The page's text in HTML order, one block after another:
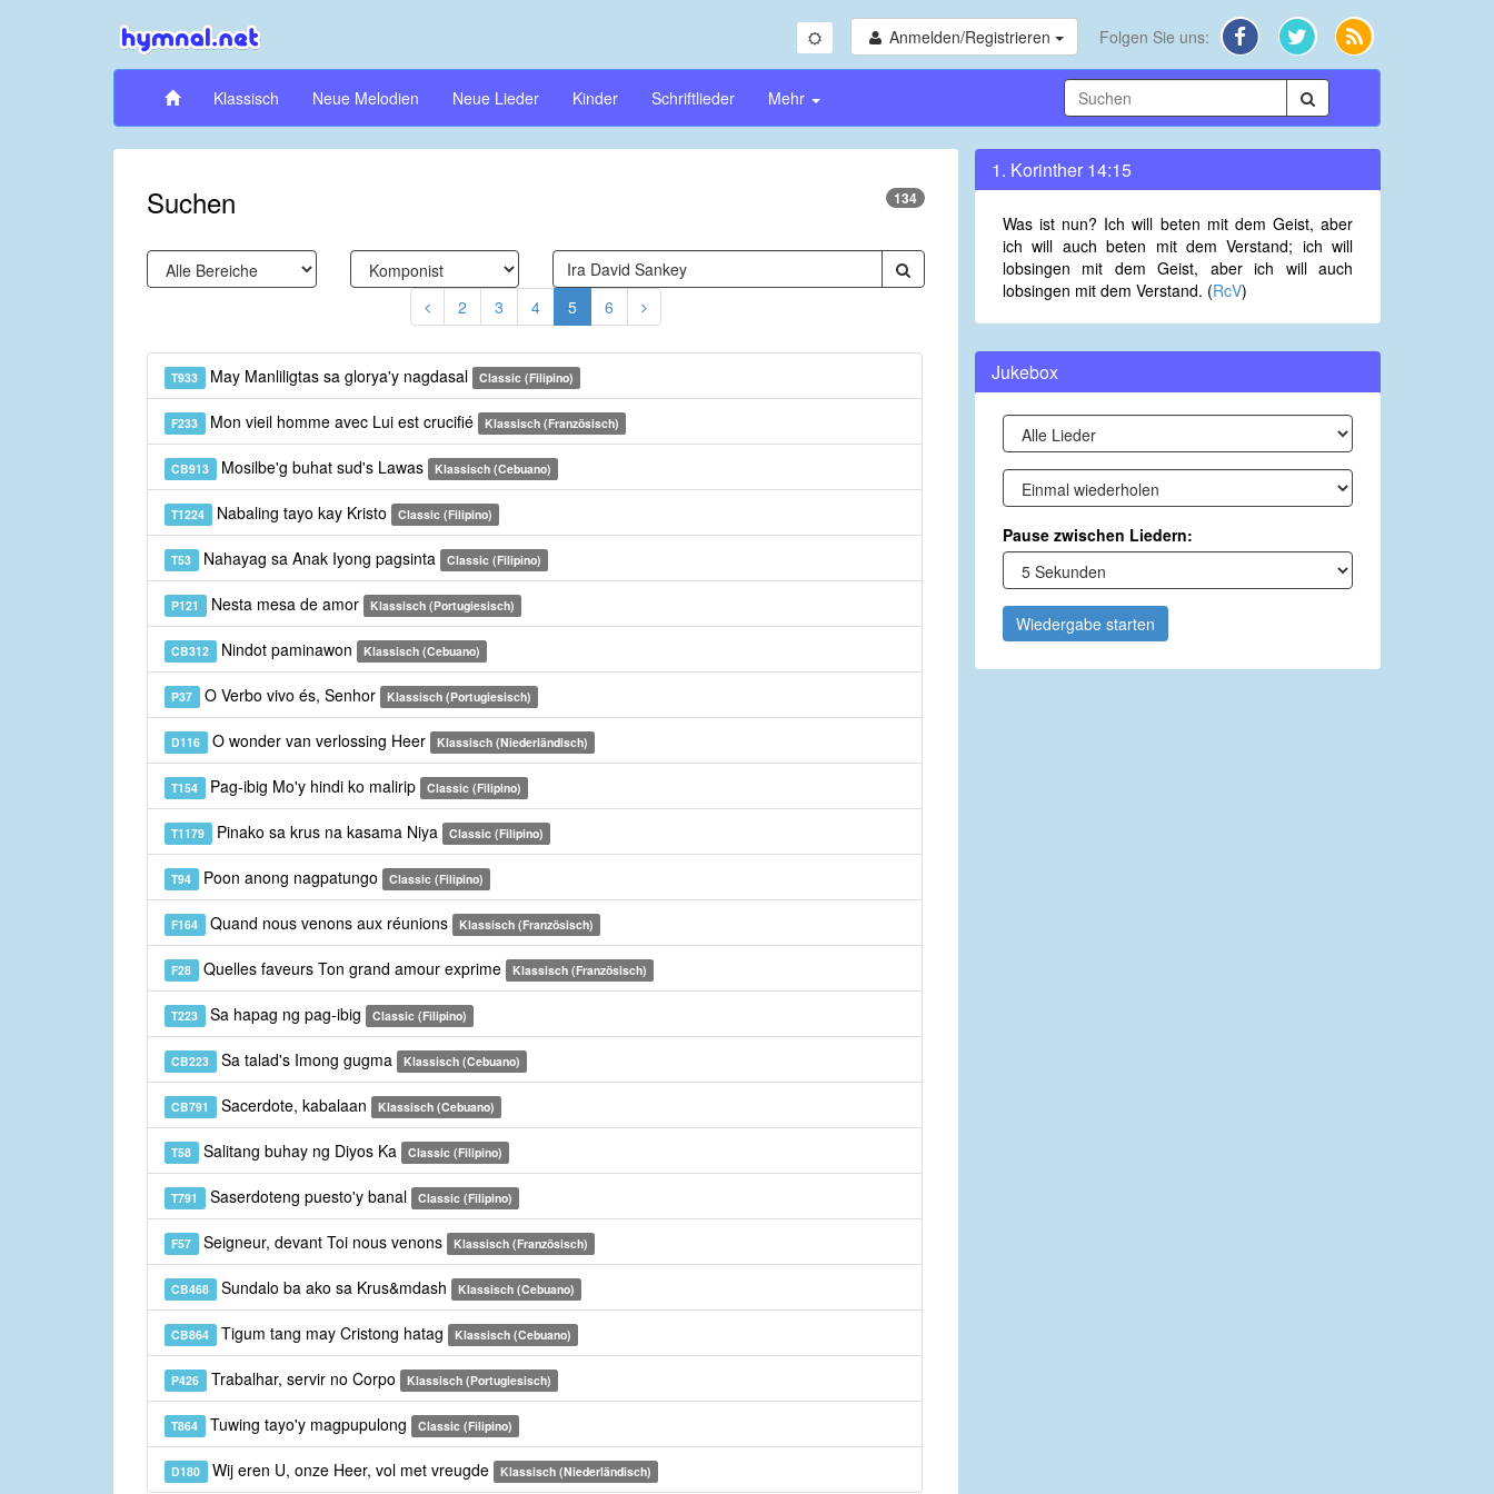
Anmelden/Registrieren Folgen Sie uns:
Klassisch Neue Melodien Neue Lieder Kinder Schriftlieder Mehr
Suchen 134
2 3 4 5 6
T933 May Manliligtas sa glorya'y nagdasal Classic (Filipino)
F233 Mon vieil homme avec Lui est crucifié Klassisch (Französisch)
CB913 Mosilbe'g buhat sud's Lawas Klassisch (Cebuano)
T1224 Nabaling tayo kay Kristo Classic (Filipino)
T53 Nahayag sa Anak Iyong pagsinta Classic (Filipino)
P121 Nesta mesa de amor Klassisch (Portugiesisch)
CB312 Nindot paminawon Klassisch (Cebuano)
P37 O Verbo vivo és, Senhor Klassisch (Portugiesisch)
D116 O wonder van verlossing Heer Klassisch (Niederländisch)
T154 Pag-ibig Mo'y hindi ko malirip Classic (Filipino)
T1179 Pinako sa krus na kasama Niya Classic (Filipino)
T94 Poon anong nagpatungo Classic (Filipino)
F164 Quand nous venons aux réunions Klassisch (Französisch)
F28 Quelles faveurs Ton grand amour exprime Klassisch (Französisch)
T223 Sa hapag ng pag-ibig Classic (Filipino)
CB223 Sa talad's Imong gugma Klassisch (Cebuano)
CB791 Sacerdote, kabalaan Klassisch (Cebuano)
T58 Salitang buhay ng Diyos Ka Classic (Filipino)
T791 Saserdoteng puesto'y banal Classic (Filipino)
F57 Seigneur, devant Toi nous venons Klassisch (Französisch)
CB468 Sundalo ba ako sa Krus&mdash Klassisch (Cebuano)
CB864 Tigum tang may Cristong hatag Klassisch (Cebuano)
P426 Trabalhar, servir no Corpo Klassisch (Portugiesisch)
T864 Tuwing tayo'y magpupulong Classic (Filipino)
D180 Wij eren U, onze Heer, vol met vreugde Klassisch (Niederländisch)
1. Korinther 14:15
Was ist nun? Ich will beten mit dem Geist, aber
ich will auch beten mit dem Verstand; ich will
lobsingen mit dem Geist, aber ich will auch
lobsingen mit dem Verstand. (RcV)
Jukebox
Pause zwischen Liedern:
Wiedergabe starten